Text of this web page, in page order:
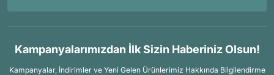
Kampanyalarımızdan İlk Sizin Haberiniz Olsun!
Kampanyalar, İndirimler ve Yeni Gelen Ürünlerimiz Hakkında Bilgilendirme